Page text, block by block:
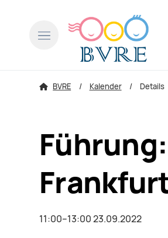
BVRE Kalender Details
11:00–13:00 23.09.2022